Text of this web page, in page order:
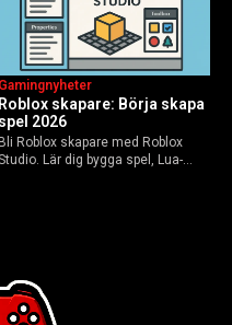
Roblox skapare: Börja skapa
spel 2026
Gamingnyheter
Bli Roblox skapare med Roblox
Lär dig bygga spel, Lua-